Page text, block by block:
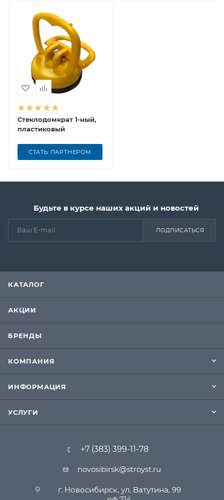
Стеклодомкрат 1-ный,
пластиковый
СТАТЬ ПАРТНЕРОМ
Будьте в курсе наших акций и новостей
ПОДПИСАТЬСЯ
КАТАЛОГ
АКЦИИ
БРЕНДЫ
КОМПАНИЯ
ИНФОРМАЦИЯ
УСЛУГИ
+7 (383) 399-11-78
novosibirsk@stroyst.ru
г. Новосибирск, ул. Ватутина, 99